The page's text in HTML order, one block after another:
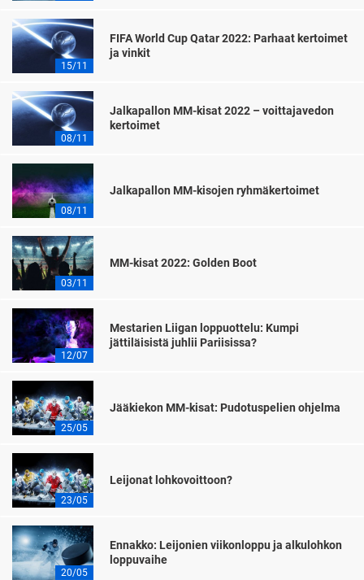
15/11
FIFA World Cup Qatar 2022: Parhaat kertoimet
ja vinkit
08/11
Jalkapallon MM-kisat 2022 – voittajavedon
kertoimet
08/11
Jalkapallon MM-kisojen ryhmäkertoimet
03/11
MM-kisat 2022: Golden Boot
12/07
Mestarien Liigan loppuottelu: Kumpi
jättiläisistä juhlii Pariisissa?
25/05
Jääkiekon MM-kisat: Pudotuspelien ohjelma
23/05
Leijonat lohkovoittoon?
20/05
Ennakko: Leijonien viikonloppu ja alkulohkon
loppuvaihe